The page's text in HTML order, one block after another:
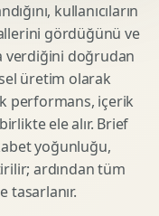
kullanıcıların
gördüğünü ve
verdiğini doğrudan
üretim olarak
performans, içerik
ele alır. Brief
yoğunluğu,
ardından tüm
tasarlanır.